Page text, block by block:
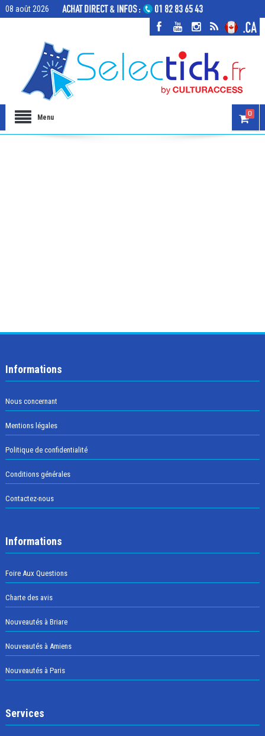
08 août 2026
Menu 0
Informations
Nous concernant
Mentions légales
Politique de confidentialité
Conditions générales
Contactez-nous
Informations
Foire Aux Questions
Charte des avis
Nouveautés à Briare
Nouveautés à Amiens
Nouveautés à Paris
Services